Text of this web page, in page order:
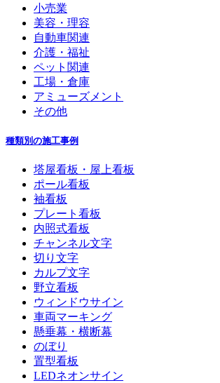
小売業
美容・理容
自動車関連
介護・福祉
ペット関連
工場・倉庫
アミューズメント
その他
種類別の施工事例
塔屋看板・屋上看板
ポール看板
袖看板
プレート看板
内照式看板
チャンネル文字
切り文字
カルプ文字
野立看板
ウィンドウサイン
車両マーキング
懸垂幕・横断幕
のぼり
置型看板
LEDネオンサイン